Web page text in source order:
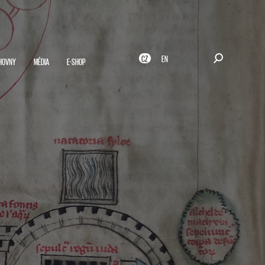
CZ EN
MÉDIA E-SHOP